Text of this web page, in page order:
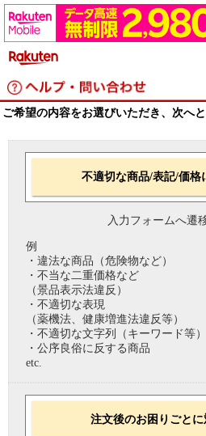
ご希望の内容をお選びいただき、次へと
不適切な商品/表記/価格
入力フォームへ遷
例
・違法な商品（危険物など）
・不当な二重価格など
（景品表示法違反）
・不適切な表現
（薬機法、健康増進法違反等）
・不適切な文字列（キーワード等）
・公序良俗に反する商品
etc.
注文後のお困りごと